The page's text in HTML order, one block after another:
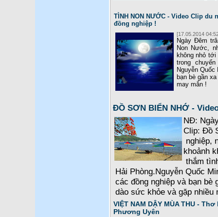
TÌNH NON NƯỚC - Video Clip du
đồng nghiệp !
[17.05.2014
Ngày Đêm
Non Nước,
không nhỏ
trong
Nguyễn
bạn bè gần
may mắn !
ĐỒ SƠN BIỂN NHỚ -
NĐ:
Clip: Đồ
nghiệp,
khoảnh
thắm
Hải Phòng.Nguyễn Quốc
các đồng nghiệp và bạn bè
dào sức khỏe và gặp nhiều
VIỆT NAM DẬY MÙA THU -
Phương Uyên